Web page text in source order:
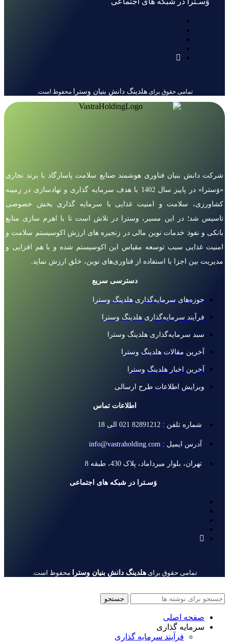
تمامی حقوق برایهلدینگ دانش بنیان وسترا محفوظ است.
شرکت دانش بنیان فناوری هوشمند صنایع سلامت پاسارگاد با برند تجاری
«وَسترا» در پاییز سال 1402 با هدف سرمایه گذاری و نهادسازی در زمینه
کشاورزی، سلامت و امنیت غذایی با سرمایه گذاری بخش خصوصی
تاسیس شد؛ در این مسیر، وسترا در تلاش است تا با اهرم سازی منابع
بانکی و نفوذ خدمات نوین مالی در زنجیره های ارزش اکوسیستم سلامت و
امنیت غذایی سبب توسعه مقیاس این اکوسیستم شده و با هم افزایی و
مدیریت بین اجزا با استفاده از فناوری‌های نوین، خلق ارزش نماید.
دسترسی سریع
حوزه‌های سرمایه‌گذاری هلدینگ وسترا
فرآیند سرمایه‌گذاری هلدینگ وسترا
سبد سرمایه‌گذاری هلدینگ وسترا
آخرین مقالات هلدینگ وسترا
آخرین اخبار هلدینگ وسترا
ویرایش اطلاعات طرح ارسالی
اطلاعات تماس
شماره تلفن : 82891212 021 الی 18
آدرس ایمیل : info@vastraholding.com
تهران، بلوار میرداماد، پلاک 430، طبقه 8
وَسـترا در شبکه های اجتماعی
تمامی حقوق برایهلدینگ دانش بنیان وسترا محفوظ است.
جستجو
صفحه اصلی
سرمایه گذاری
فرآیند سرمایه گذاری